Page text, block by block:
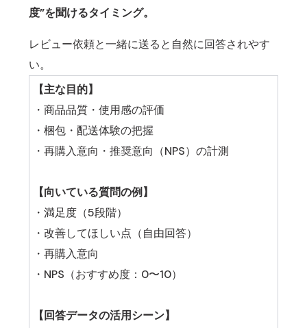
度”を聞けるタイミング。
レビュー依頼と一緒に送ると自然に回答されやす
い。
【主な目的】
・商品品質・使用感の評価
・梱包・配送体験の把握
・再購入意向・推奨意向（NPS）の計測
【向いている質問の例】
・満足度（5段階）
・改善してほしい点（自由回答）
・再購入意向
・NPS（おすすめ度：0〜10）
【回答データの活用シーン】